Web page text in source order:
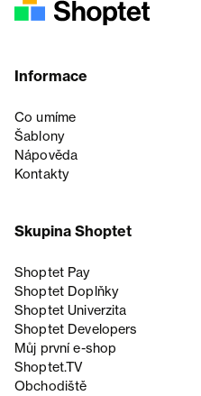
Informace
Co umíme
Šablony
Nápověda
Kontakty
Skupina Shoptet
Shoptet Pay
Shoptet Doplňky
Shoptet Univerzita
Shoptet Developers
Můj první e-shop
Shoptet.TV
Obchodiště